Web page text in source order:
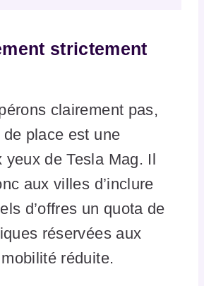
strictement
clairement pas,
place est une
yeux de Tesla Mag. Il
aux villes d’inclure
d’offres un quota de
réservées aux
réduite.